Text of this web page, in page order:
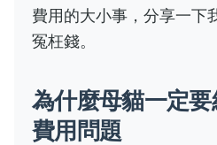
費用的大小事，分享一下
冤枉錢。
為什麼母貓一定
費用問題